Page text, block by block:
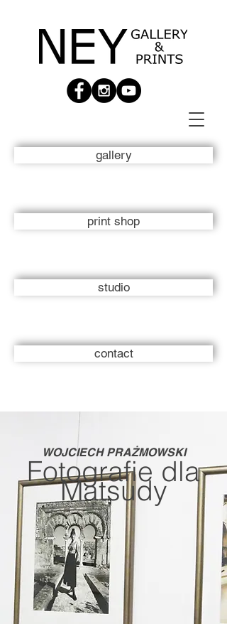
gallery
print shop
studio
contact
WOJCIECH PRAŻMOWSKI
Fotografie dla
Matsudy